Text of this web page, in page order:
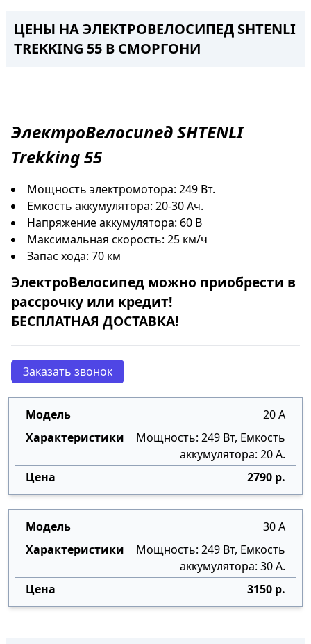
ЦЕНЫ НА ЭЛЕКТРОВЕЛОСИПЕД SHTENLI
TREKKING 55 В СМОРГОНИ
ЭлектроВелосипедSHTENLI
Trekking 55
Мощность электромотора: 249 Вт.
Емкость аккумулятора: 20-30 Ач.
Напряжение аккумулятора: 60 В
Максимальная скорость: 25 км/ч
Запас хода: 70 км
ЭлектроВелосипед можно приобрести в
рассрочку или кредит!
БЕСПЛАТНАЯ ДОСТАВКА!
Заказать звонок
20 А
Мощность: 249 Вт, Емкость
аккумулятора: 20 А.
2790 р.
30 А
Мощность: 249 Вт, Емкость
аккумулятора: 30 А.
3150 р.